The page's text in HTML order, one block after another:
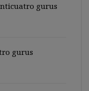
gurus
gurus